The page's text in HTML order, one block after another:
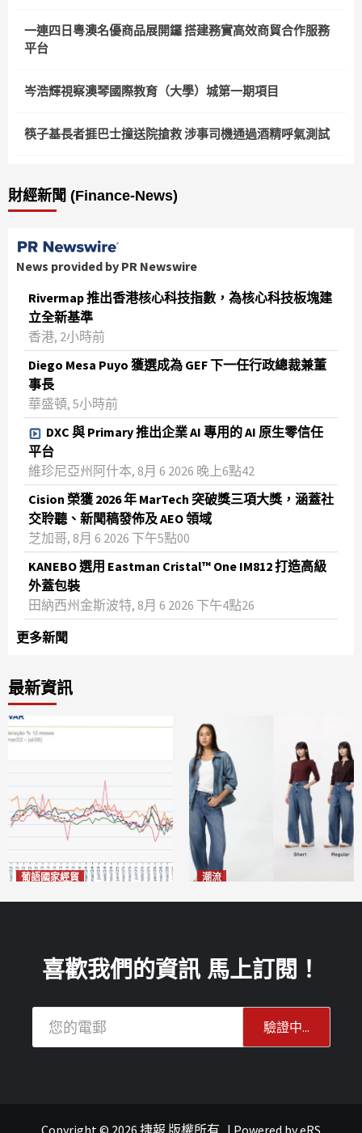
一連四日粵澳名優商品展開鑼 搭建務實高效商貿合作服務
平台
岑浩輝視察澳琴國際教育（大學）城第一期項目
筷子基長者捱巴士撞送院搶救 涉事司機通過酒精呼氣測試
財經新聞 (Finance-News)
News provided by PR Newswire
Rivermap 推出香港核心科技指數，為核心科技板塊建
立全新基準
香港, 2小時前
Diego Mesa Puyo 獲選成為 GEF 下一任行政總裁兼董
事長
華盛頓, 5小時前
DXC 與 Primary 推出企業 AI 專用的 AI 原生零信任
平台
維珍尼亞州阿什本, 8月 6 2026 晚上6點42
Cision 榮獲 2026 年 MarTech 突破獎三項大獎，涵蓋社
交聆聽、新聞稿發佈及 AEO 領域
芝加哥, 8月 6 2026 下午5點00
KANEBO 選用 Eastman Cristal™ One IM812 打造高級
外蓋包裝
田納西州金斯波特, 8月 6 2026 下午4點26
更多新聞
最新資訊
葡語國家經貿 潮流
喜歡我們的資訊 馬上訂閱！